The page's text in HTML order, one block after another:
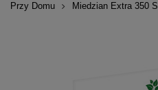
Przy Domu Miedzian Extra 350